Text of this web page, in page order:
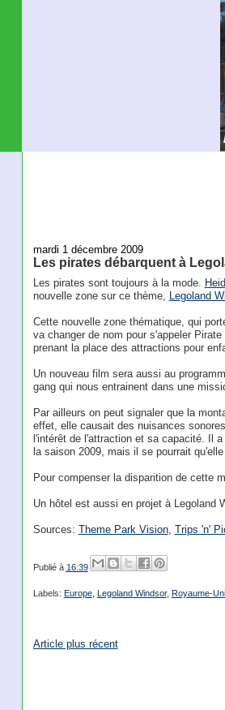
mardi 1 décembre 2009
Les pirates débarquent à
Les pirates sont toujours à la mode.
nouvelle zone sur ce thème, Legoland
Cette nouvelle zone thématique, qui
va changer de nom pour s'appeler
prenant la place des attractions pour
Un nouveau film sera aussi au
gang qui nous entrainent dans une
Par ailleurs on peut signaler que la
effet, elle causait des nuisances
l'intérêt de l'attraction et sa capacité. Il
la saison 2009, mais il se pourrait
Pour compenser la disparition de cette
Un hôtel est aussi en projet à Legoland
Sources: Theme Park Vision, Trips 'n'
Publié à 16:39
Labels: Europe, Legoland Windsor, Royaume-Uni
Article plus récent